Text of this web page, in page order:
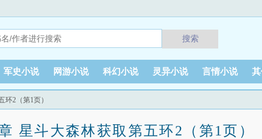
搜索
军史小说 网游小说 科幻小说 灵异小说 言情小说
环2（第1页）
星斗大森林获取第五环2（第1页）